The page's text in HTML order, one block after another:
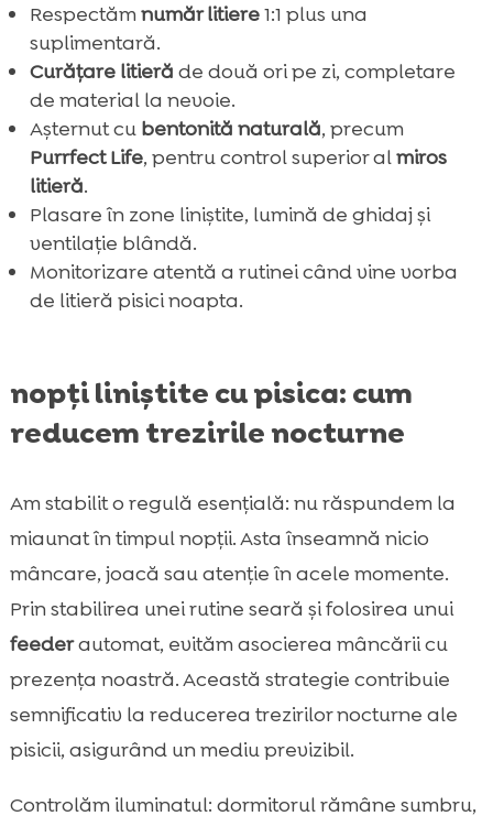
Respectămnumăr litiere1:1 plus una
suplimentară.
Curățare litieră de două ori pe zi, completare
de material la nevoie.
Așternut cu bentonită naturală, precum
Purrfect Life, pentru control superior almiros
litieră.
Plasare în zone liniștite, lumină de ghidaj și
ventilație blândă.
Monitorizare atentă a rutinei când vine vorba
de litieră pisici noapta.
nopți liniștite cu pisica: cum
reducem trezirile nocturne
Am stabilit o regulă esențială: nu răspundem la
miaunat în timpul nopții. Asta înseamnă nicio
mâncare, joacă sau atenție în acele momente.
Prin stabilirea unei rutine seară și folosirea unui
feederautomat, evităm asocierea mâncării cu
prezența noastră. Această strategie contribuie
semnificativ la reducerea trezirilor nocturne ale
pisicii, asigurând un mediu previzibil.
Controlăm iluminatul: dormitorul rămâne sumbru,